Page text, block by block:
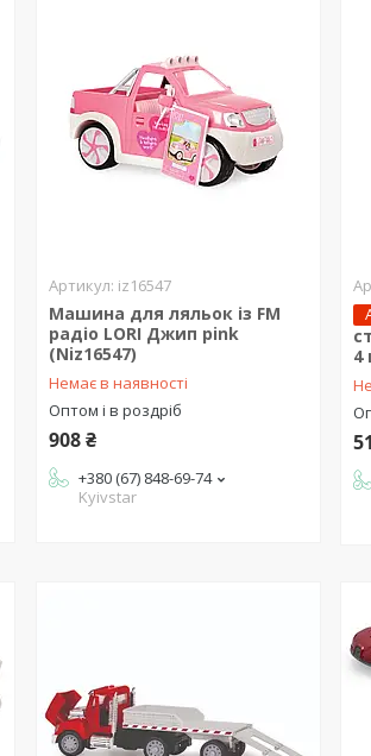
iz16547
Машина для ляльок із FM
радіо LORI Джип pink
(Niz16547)
Немає в наявності
Оптом і в роздріб
908 ₴
+380 (67) 848-69-74
Kyivstar
4